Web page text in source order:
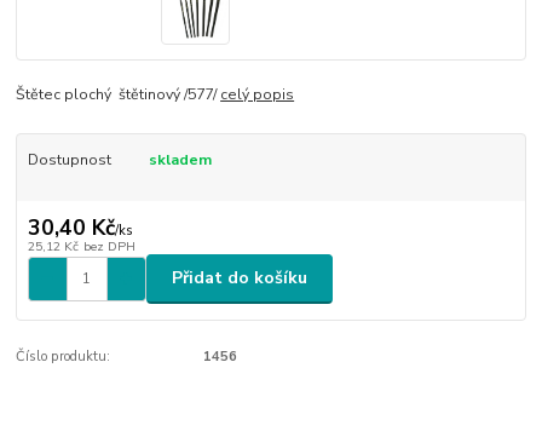
Štětec plochý štětinový /577/celý popis
Dostupnost skladem
30,40 Kč/ks
25,12 Kč bez DPH
Přidat do košíku
Číslo produktu: 1456